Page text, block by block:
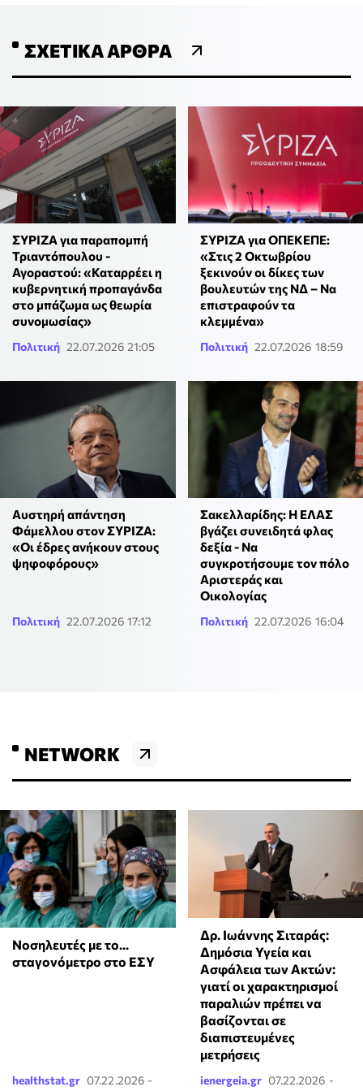
ΣΧΕΤΙΚΆ ΆΡΘΡΑ
ΣΥΡΙΖΑ για παραπομπή
Τριαντόπουλου -
Αγοραστού: «Καταρρέει η
κυβερνητική προπαγάνδα
στο μπάζωμα ως θεωρία
συνομωσίας»
Πολιτική 22.07.2026 21:05
ΣΥΡΙΖΑ για ΟΠΕΚΕΠΕ:
«Στις 2 Οκτωβρίου
ξεκινούν οι δίκες των
βουλευτών της ΝΔ – Να
επιστραφούν τα
κλεμμένα»
Πολιτική 22.07.2026 18:59
Αυστηρή απάντηση
Φάμελλου στον ΣΥΡΙΖΑ:
«Οι έδρες ανήκουν στους
ψηφοφόρους»
Πολιτική 22.07.2026 17:12
Σακελλαρίδης: Η ΕΛΑΣ
βγάζει συνειδητά φλας
δεξία - Να
συγκροτήσουμε τον πόλο
Αριστεράς και
Οικολογίας
Πολιτική 22.07.2026 16:04
NETWORK
Νοσηλευτές με το...
σταγονόμετρο στο ΕΣΥ
healthstat.gr 07.22.2026 -
Δρ. Ιωάννης Σιταράς:
Δημόσια Υγεία και
Ασφάλεια των Ακτών:
γιατί οι χαρακτηρισμοί
παραλιών πρέπει να
βασίζονται σε
διαπιστευμένες
μετρήσεις
ienergeia.gr 07.22.2026 -